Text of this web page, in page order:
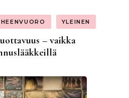
YLEINEN
– vaikka